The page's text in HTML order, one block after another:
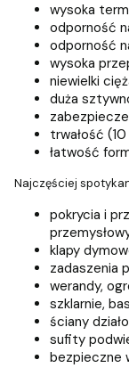
wysoka
odporność
odporność
wysoka
niewielki
duża
trwałość
łatwość
Najczęściej
pokrycia i
klapy
zadaszenia
werandy,
szklarnie,
ściany
sufity
bezpieczne